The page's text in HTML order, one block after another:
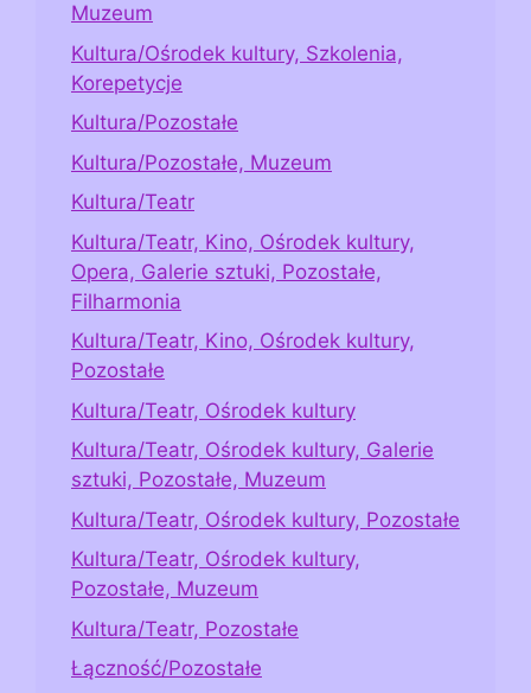
Muzeum
Kultura/Ośrodek kultury, Szkolenia,
Korepetycje
Kultura/Pozostałe
Kultura/Pozostałe, Muzeum
Kultura/Teatr
Kultura/Teatr, Kino, Ośrodek kultury,
Opera, Galerie sztuki, Pozostałe,
Filharmonia
Kultura/Teatr, Kino, Ośrodek kultury,
Pozostałe
Kultura/Teatr, Ośrodek kultury
Kultura/Teatr, Ośrodek kultury, Galerie
sztuki, Pozostałe, Muzeum
Kultura/Teatr, Ośrodek kultury, Pozostałe
Kultura/Teatr, Ośrodek kultury,
Pozostałe, Muzeum
Kultura/Teatr, Pozostałe
Łączność/Pozostałe